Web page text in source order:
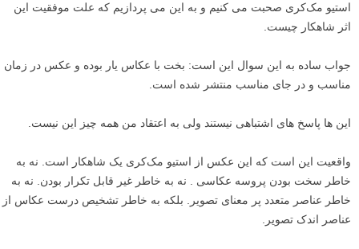
استیو مک‌کری صحبت می کنیم و به این می پردازیم که علت موفقیت این
اثر شاهکار چیست.
جواب ساده به این سوال این است: بخت با عکاس یار بوده و عکس در زمان
مناسب و در جای مناسب منتشر شده است.
این ها پاسخ های اشتباهی نیستند ولی به اعتقاد من همه چیز این نیست.
واقعیت این است که این عکس از استیو مک‌کری یک شاهکار است. نه به
خاطر سخت بودن پروسه عکاسی . نه به خاطر غیر قابل تکرار بودن. نه به
خاطر عناصر متعدد پر معنای تصویر. بلکه به خاطر تشخیص درست عکاس از
عناصر اندک تصویر.